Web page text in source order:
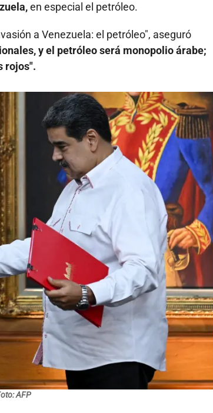
en especial el petróleo.
a Venezuela: el petróleo", aseguró
y el petróleo será monopolio árabe;
rojos".
AFP